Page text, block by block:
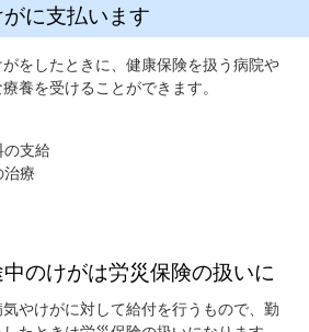
に支払います
をしたときに、健康保険を扱う病院や
養を受けることができます。
の支給
治療
のけがは労災保険の扱いに
やけがに対して給付を行うもので、勤